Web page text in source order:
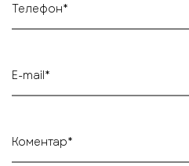
Телефон*
E-mail*
Коментар*